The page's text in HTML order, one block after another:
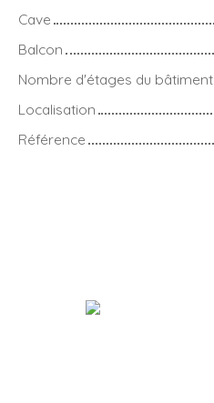
Cave
Balcon
Nombre d'étages du bâtiment
Localisation
Référence